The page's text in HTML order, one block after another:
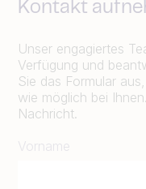
Kontakt
Unser engagiertes
Verfügung und
Sie das Formular
wie möglich bei
Nachricht.
Vorname